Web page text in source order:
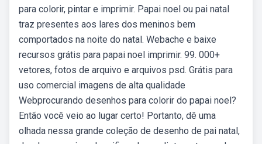
para colorir, pintar e imprimir. Papai noel ou pai natal
traz presentes aos lares dos meninos bem
comportados na noite do natal. Webache e baixe
recursos grátis para papai noel imprimir. 99. 000+
vetores, fotos de arquivo e arquivos psd. Grátis para
uso comercial imagens de alta qualidade
Webprocurando desenhos para colorir do papai noel?
Então você veio ao lugar certo! Portanto, dê uma
olhada nessa grande coleção de desenho de pai natal,